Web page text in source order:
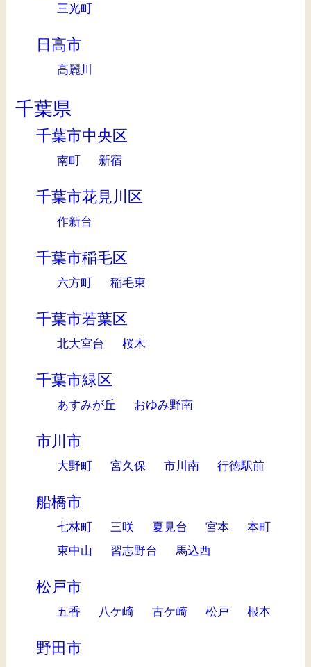
三光町
日高市
高麗川
千葉県
千葉市中央区
南町 新宿
千葉市花見川区
作新台
千葉市稲毛区
六方町 稲毛東
千葉市若葉区
北大宮台 桜木
千葉市緑区
あすみが丘 おゆみ野南
市川市
大野町 宮久保 市川南 行徳駅前
船橋市
七林町 三咲 夏見台 宮本
本町
東中山
習志野台 馬込西
松戸市
五香 八ケ崎 古ケ崎 松戸 根本
野田市